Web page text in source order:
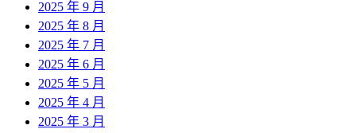
2025 年 9 月
2025 年 8 月
2025 年 7 月
2025 年 6 月
2025 年 5 月
2025 年 4 月
2025 年 3 月